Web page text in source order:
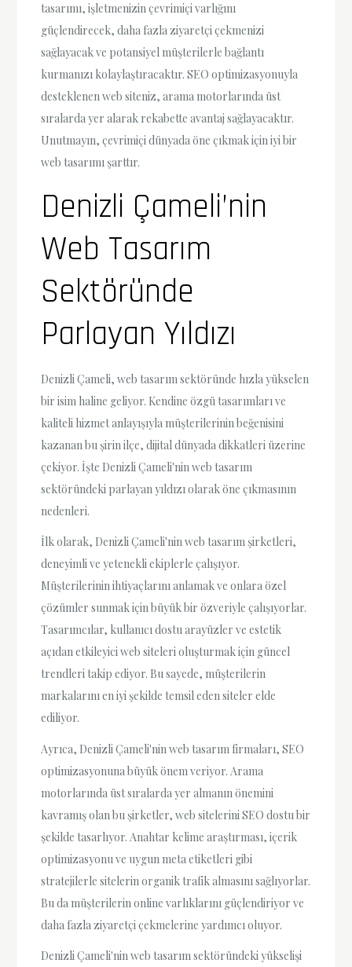
tasarımı, işletmenizin çevrimiçi varlığını
güçlendirecek, daha fazla ziyaretçi çekmenizi
sağlayacak ve potansiyel müşterilerle bağlantı
kurmanızı kolaylaştıracaktır. SEO optimizasyonuyla
desteklenen web siteniz, arama motorlarında üst
sıralarda yer alarak rekabette avantaj sağlayacaktır.
Unutmayın, çevrimiçi dünyada öne çıkmak için iyi bir
web tasarımı şarttır.
Denizli Çameli’nin
Web Tasarım
Sektöründe
Parlayan Yıldızı
Denizli Çameli, web tasarım sektöründe hızla yükselen
bir isim haline geliyor. Kendine özgü tasarımları ve
kaliteli hizmet anlayışıyla müşterilerinin beğenisini
kazanan bu şirin ilçe, dijital dünyada dikkatleri üzerine
çekiyor. İşte Denizli Çameli'nin web tasarım
sektöründeki parlayan yıldızı olarak öne çıkmasının
nedenleri.
İlk olarak, Denizli Çameli'nin web tasarım şirketleri,
deneyimli ve yetenekli ekiplerle çalışıyor.
Müşterilerinin ihtiyaçlarını anlamak ve onlara özel
çözümler sunmak için büyük bir özveriyle çalışıyorlar.
Tasarımcılar, kullanıcı dostu arayüzler ve estetik
açıdan etkileyici web siteleri oluşturmak için güncel
trendleri takip ediyor. Bu sayede, müşterilerin
markalarını en iyi şekilde temsil eden siteler elde
ediliyor.
Ayrıca, Denizli Çameli'nin web tasarım firmaları, SEO
optimizasyonuna büyük önem veriyor. Arama
motorlarında üst sıralarda yer almanın önemini
kavramış olan bu şirketler, web sitelerini SEO dostu bir
şekilde tasarlıyor. Anahtar kelime araştırması, içerik
optimizasyonu ve uygun meta etiketleri gibi
stratejilerle sitelerin organik trafik almasını sağlıyorlar.
Bu da müşterilerin online varlıklarını güçlendiriyor ve
daha fazla ziyaretçi çekmelerine yardımcı oluyor.
Denizli Çameli'nin web tasarım sektöründeki yükselişi